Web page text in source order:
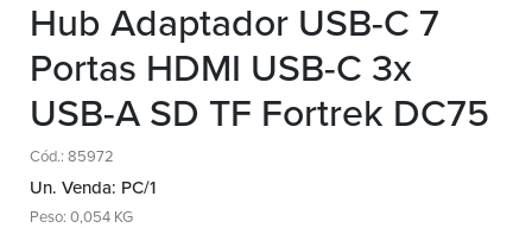
Hub Adaptador USB-C 7
Portas HDMI USB-C 3x
USB-A SD TF Fortrek DC75
Cód.: 85972
Un. Venda: PC/1
Peso: 0,054 KG